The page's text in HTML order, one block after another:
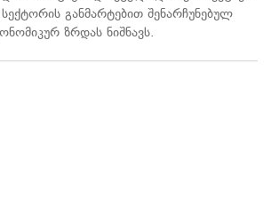
განმარტებით შენარჩუნებულ
ზრდას ნიშნავს.